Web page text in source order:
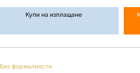
Купи на изплащане
Без формалности